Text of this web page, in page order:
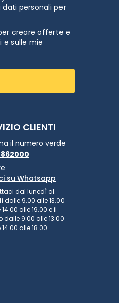
personali per
creare offerte e
e sulle mie
CLIENTI
il numero verde
su Whatsapp
dal lunedì al
dalle 9.00 alle 13.00
alle 19.00 e il
dalle 9.00 alle 13.00
alle 18.00